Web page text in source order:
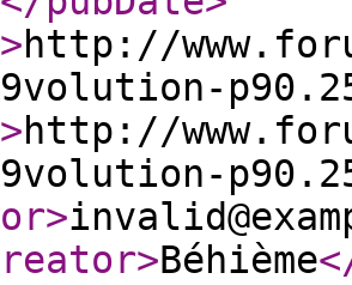
>http://
>http://
>
>Béhième